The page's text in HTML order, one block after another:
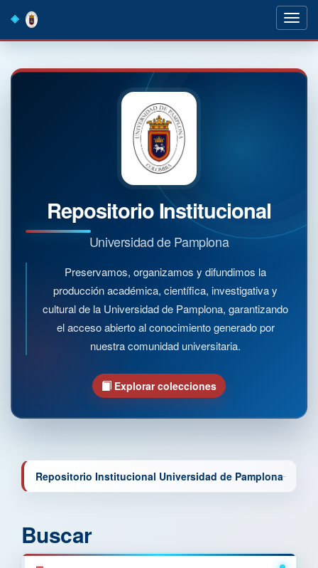
navigation
Repositorio Institucional
Universidad de Pamplona
Preservamos, organizamos y difundimos la
producción académica, científica, investigativa y
cultural de la Universidad de Pamplona, garantizando
el acceso abierto al conocimiento generado por
nuestra comunidad universitaria.
Explorar colecciones
Repositorio Institucional Universidad de Pamplona
Buscar